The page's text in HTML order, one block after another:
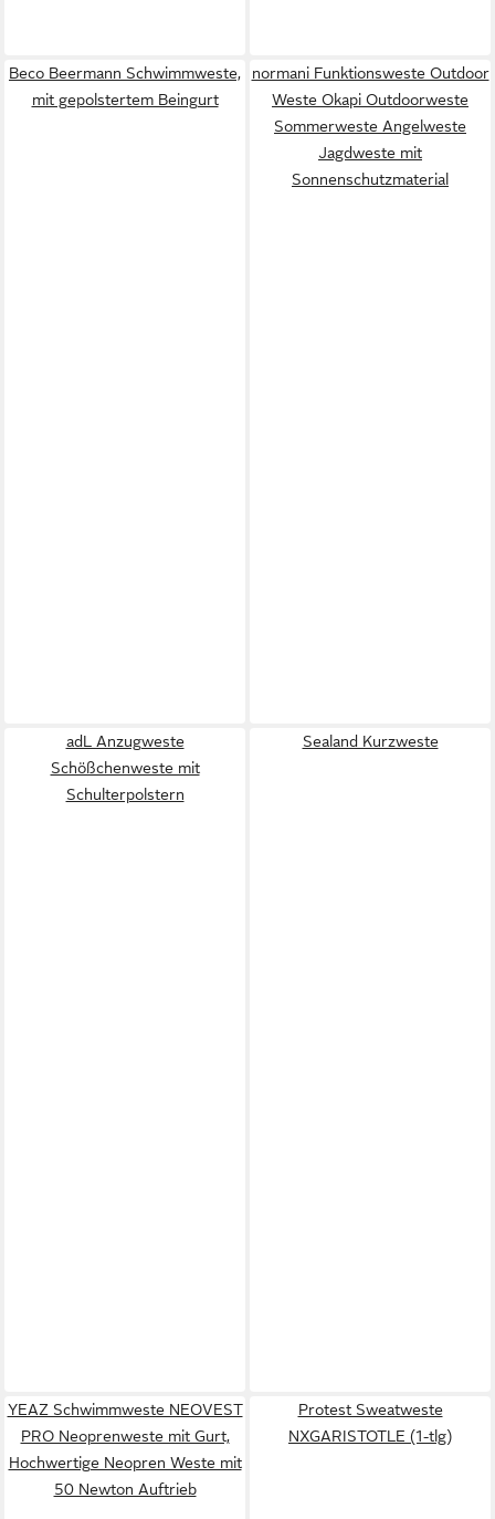
Beco Beermann Schwimmweste,
mit gepolstertem Beingurt
normani Funktionsweste Outdoor
Weste Okapi Outdoorweste
Sommerweste Angelweste
Jagdweste mit
Sonnenschutzmaterial
adL Anzugweste
Schößchenweste mit
Schulterpolstern
Sealand Kurzweste
YEAZ Schwimmweste NEOVEST
PRO Neoprenweste mit Gurt,
Hochwertige Neopren Weste mit
50 Newton Auftrieb
Protest Sweatweste
NXGARISTOTLE (1-tlg)